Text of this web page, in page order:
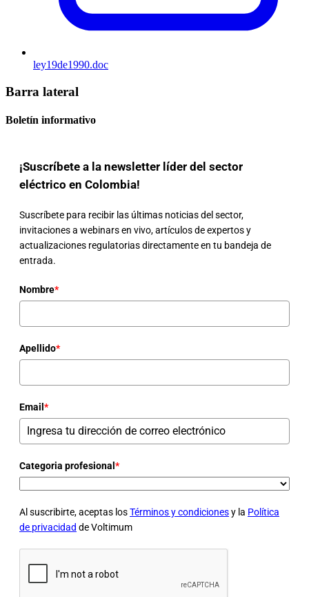
ley19de1990.doc
Barra lateral
Boletín informativo
¡Suscríbete a la newsletter líder del sector
eléctrico en Colombia!
Suscríbete para recibir las últimas noticias del sector,
invitaciones a webinars en vivo, artículos de expertos y
actualizaciones regulatorias directamente en tu bandeja de
entrada.
Nombre*
Apellido*
Email *
Categoria profesional *
Al suscribirte, aceptas losTérminos y condicionesy la Política
de privacidad de Voltimum